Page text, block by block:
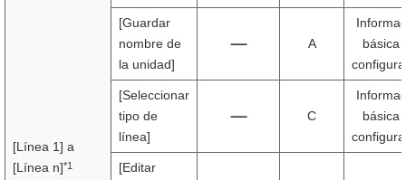
[Línea 1] a
[Línea n]*1
[Guardar
nombre de
la unidad]
A
básica
[Seleccionar
tipo de
línea]
C
básica
[Editar